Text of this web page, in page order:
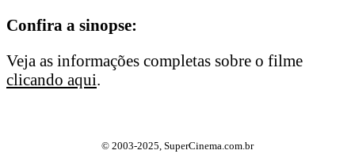
Confira a sinopse:
Veja as informações completas sobre o filme
clicando aqui.
© 2003-2025, SuperCinema.com.br